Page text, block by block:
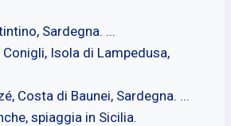
Sardegna. ...
Isola di Lampedusa,
Costa di Baunei, Sardegna. ...
spiaggia in Sicilia.